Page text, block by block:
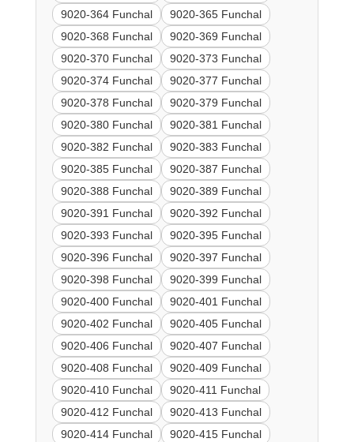
9020-364 Funchal
9020-365 Funchal
9020-368 Funchal
9020-369 Funchal
9020-370 Funchal
9020-373 Funchal
9020-374 Funchal
9020-377 Funchal
9020-378 Funchal
9020-379 Funchal
9020-380 Funchal
9020-381 Funchal
9020-382 Funchal
9020-383 Funchal
9020-385 Funchal
9020-387 Funchal
9020-388 Funchal
9020-389 Funchal
9020-391 Funchal
9020-392 Funchal
9020-393 Funchal
9020-395 Funchal
9020-396 Funchal
9020-397 Funchal
9020-398 Funchal
9020-399 Funchal
9020-400 Funchal
9020-401 Funchal
9020-402 Funchal
9020-405 Funchal
9020-406 Funchal
9020-407 Funchal
9020-408 Funchal
9020-409 Funchal
9020-410 Funchal
9020-411 Funchal
9020-412 Funchal
9020-413 Funchal
9020-414 Funchal
9020-415 Funchal